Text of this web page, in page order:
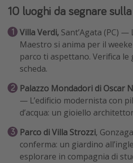
10 luoghi da segnare
Villa Verdi, Sant’Agata (PC) —
Maestro si anima per il
parco ti aspettano. Verifica
scheda.
Palazzo Mondadori di Oscar
— L’edificio modernista con
d’acqua: un gioiello
Parco di Villa Strozzi,
conferma: un giardino
esplorare in compagnia di